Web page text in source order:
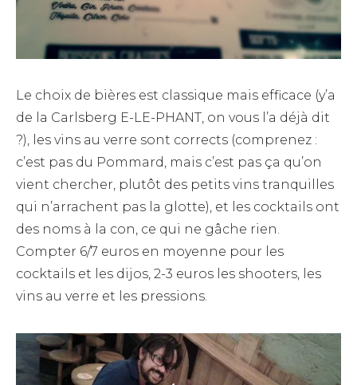
Le choix de bières est classique mais efficace (y’a
de la Carlsberg E-LE-PHANT, on vous l’a déjà dit
?), les vins au verre sont corrects (comprenez :
c’est pas du Pommard, mais c’est pas ça qu’on
vient chercher, plutôt des petits vins tranquilles
qui n’arrachent pas la glotte), et les cocktails ont
des noms à la con, ce qui ne gâche rien.
Compter 6/7 euros en moyenne pour les
cocktails et les dijos, 2-3 euros les shooters, les
vins au verre et les pressions.